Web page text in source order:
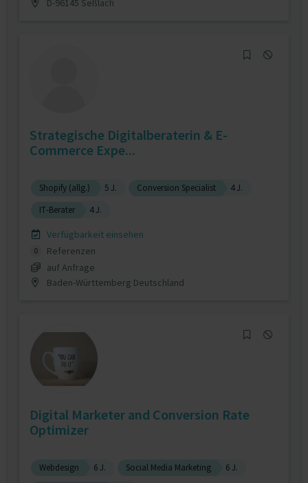
Strategische Digitalberaterin & E-
Commerce Expe...
Shopify (allg.) 5 J. Conversion Specialist
4 J.
IT-Berater
4 J.
Verfügbarkeit einsehen
0
Referenzen
auf Anfrage
Baden-Württemberg Deutschland
Digital Marketer and Conversion Rate
Optimizer
Webdesign 6 J. Social Media Marketing
6 J.